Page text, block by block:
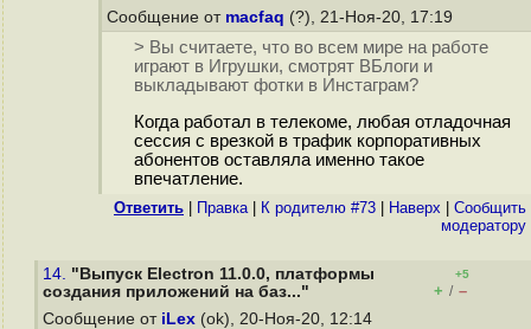
Сообщение от macfaq (?), 21-Ноя-20, 17:19
> Вы считаете, что во всем мире на работе
играют в Игрушки, смотрят ВБлоги и
выкладывают фотки в Инстаграм?
Когда работал в телекоме, любая отладочная
сессия с врезкой в трафик корпоративных
абонентов оставляла именно такое
впечатление.
Ответить Правка| К родителю #73 Наверх
Cообщить
модератору
14. "Выпуск Electron 11.0.0, платформы
создания приложений на баз..."
+5
+ / –
Сообщение от iLex (ok), 20-Ноя-20, 12:14